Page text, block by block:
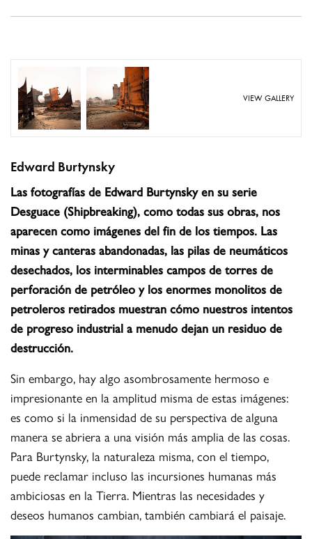
VIEW GALLERY
Edward Burtynsky
Las fotografías de Edward Burtynsky en su serie
Desguace (Shipbreaking), como todas sus obras, nos
aparecen como imágenes del fin de los tiempos. Las
minas y canteras abandonadas, las pilas de neumáticos
desechados, los interminables campos de torres de
perforación de petróleo y los enormes monolitos de
petroleros retirados muestran cómo nuestros intentos
de progreso industrial a menudo dejan un residuo de
destrucción.
Sin embargo, hay algo asombrosamente hermoso e
impresionante en la amplitud misma de estas imágenes:
es como si la inmensidad de su perspectiva de alguna
manera se abriera a una visión más amplia de las cosas.
Para Burtynsky, la naturaleza misma, con el tiempo,
puede reclamar incluso las incursiones humanas más
ambiciosas en la Tierra. Mientras las necesidades y
deseos humanos cambian, también cambiará el paisaje.